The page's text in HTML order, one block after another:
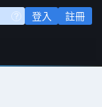
登入 註冊